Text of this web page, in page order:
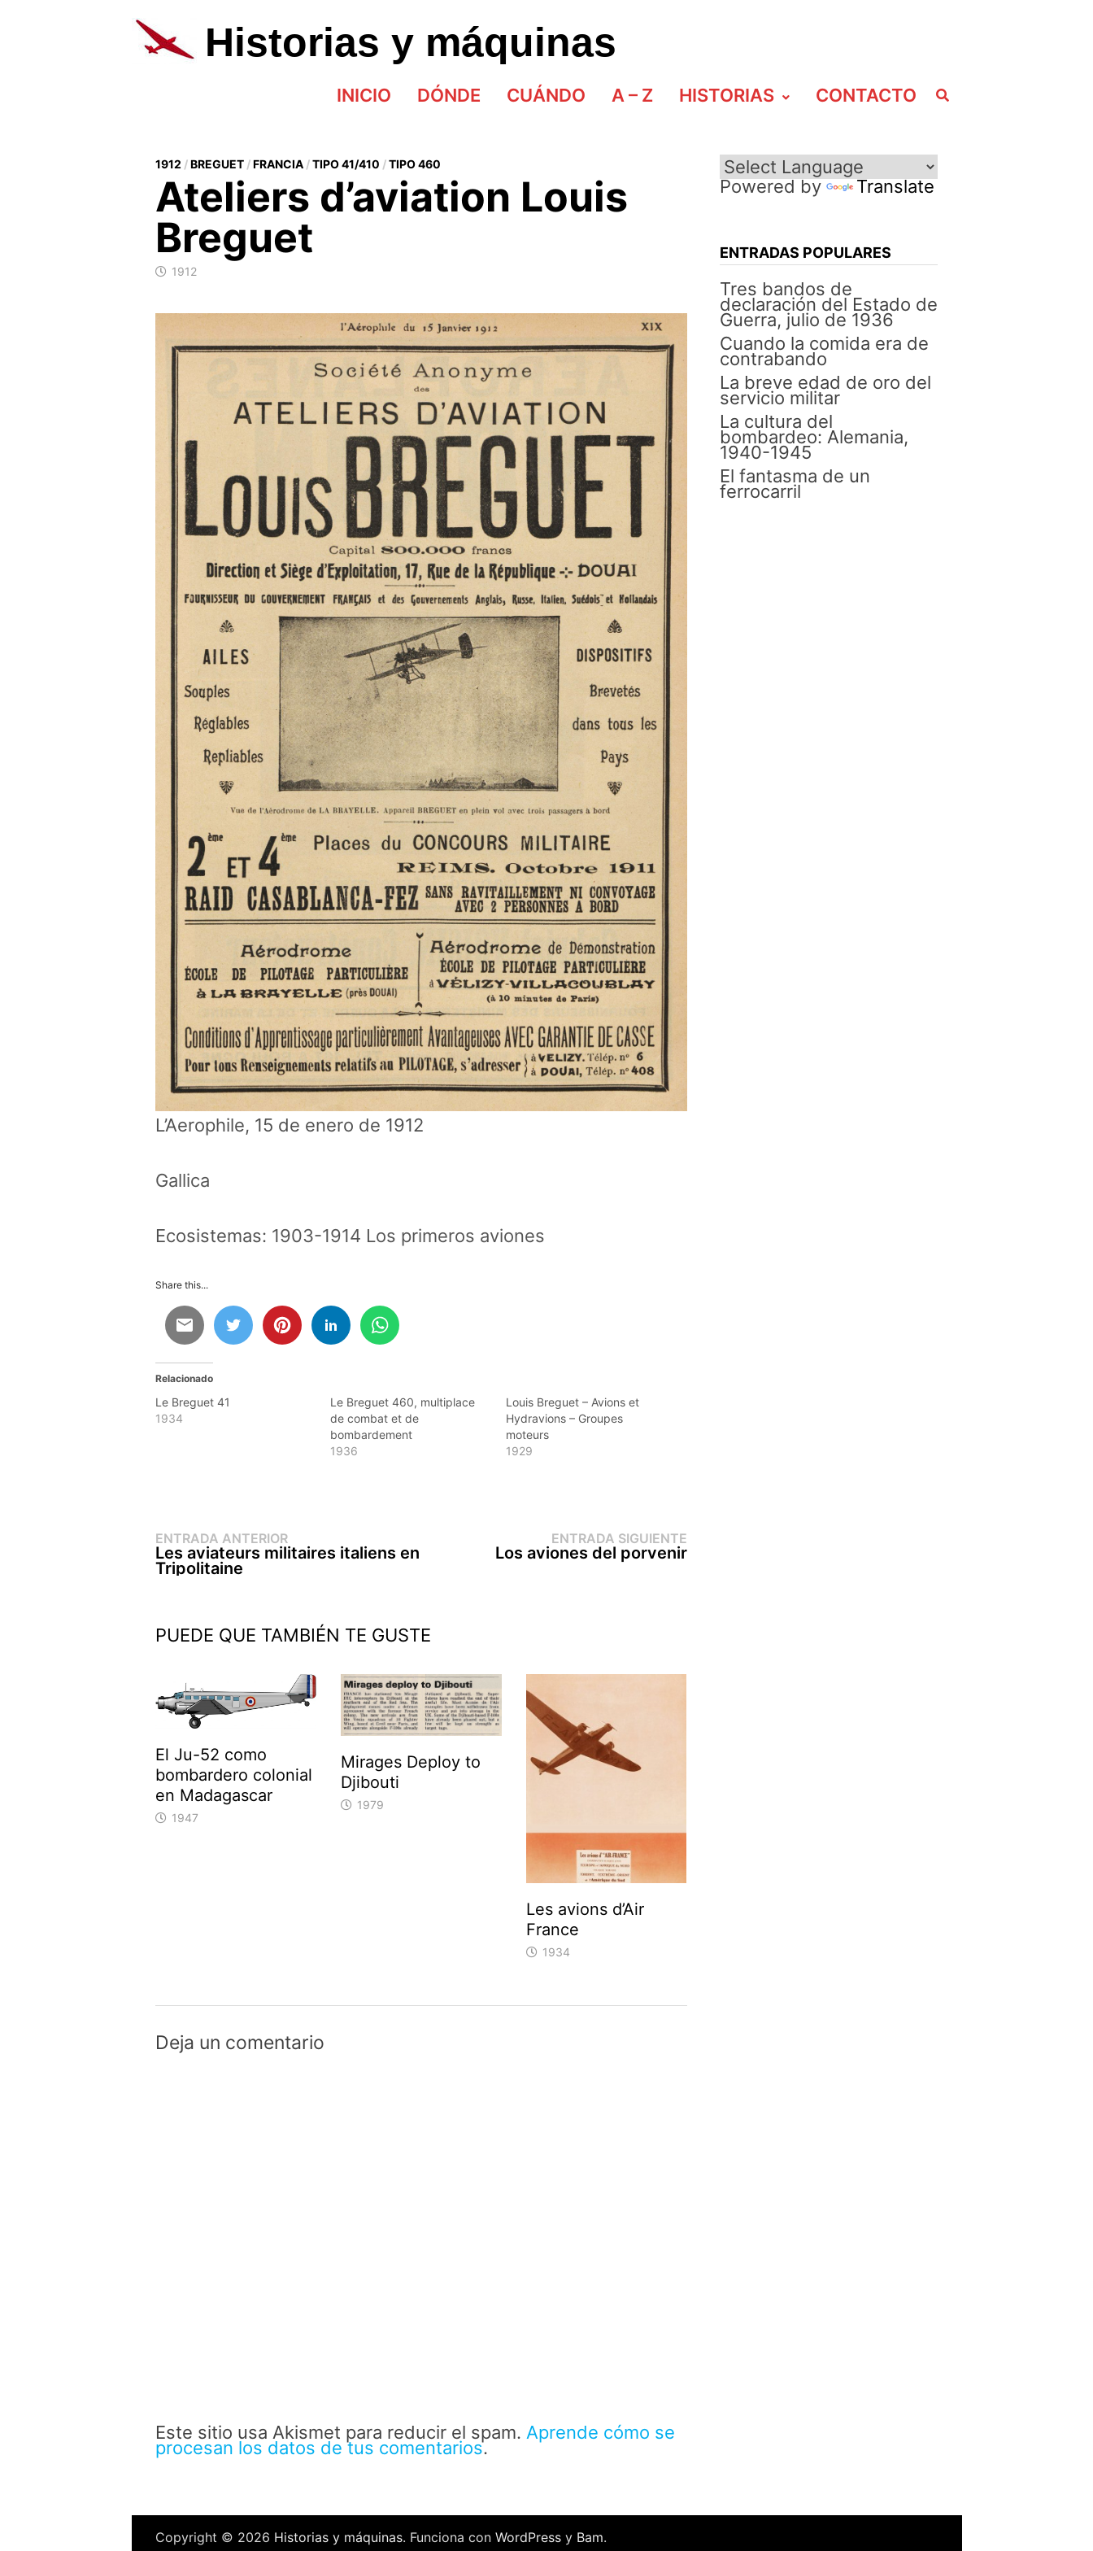
al
contenidoHistorias y máquinas
INICIO DÓNDE CUÁNDO A – Z HISTORIAS CONTACTO
1912 /BREGUET/FRANCIA/TIPO 41/410 /TIPO 460
Ateliers d’aviation Louis
Breguet
1912
L’Aerophile, 15 de enero de 1912
Gallica
Ecosistemas: 1903-1914 Los primeros aviones
Share this...
Relacionado
Le Breguet 41
1934
Le Breguet 460, multiplace
de combat et de
bombardement
1936
Louis Breguet – Avions et
Hydravions – Groupes
moteurs
1929
Navegación
de
entradas
ENTRADA ANTERIOREntrada
anterior:
Les aviateurs militaires italiens en
Tripolitaine
ENTRADA SIGUIENTEEntrada
siguiente:
Los aviones del porvenir
PUEDE QUE TAMBIÉN TE GUSTE
El Ju-52 como
bombardero colonial
en Madagascar
1947
Mirages Deploy to
Djibouti
1979
Les avions d’Air
France
1934
Deja un comentario
Este sitio usa Akismet para reducir el spam. Aprende cómo se
procesan los datos de tus comentarios.
Powered by Translate
ENTRADAS POPULARES
Tres bandos de
declaración del Estado de
Guerra, julio de 1936
Cuando la comida era de
contrabando
La breve edad de oro del
servicio militar
La cultura del
bombardeo: Alemania,
1940-1945
El fantasma de un
ferrocarril
Copyright © 2026 Historias y máquinas. Funciona con WordPressy Bam.